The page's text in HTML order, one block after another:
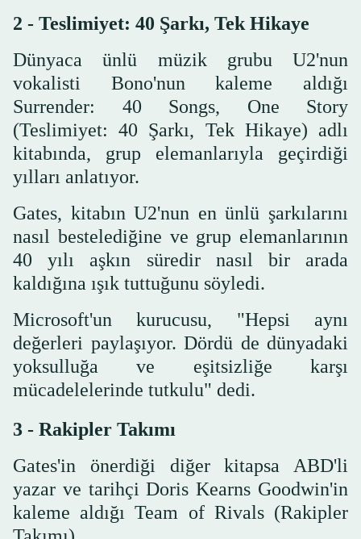
2 - Teslimiyet: 40 Şarkı, Tek Hikaye
Dünyaca ünlü müzik grubu U2'nun
vokalisti Bono'nun kaleme aldığı
Surrender: 40 Songs, One Story
(Teslimiyet: 40 Şarkı, Tek Hikaye) adlı
kitabında, grup elemanlarıyla geçirdiği
yılları anlatıyor.
Gates, kitabın U2'nun en ünlü şarkılarını
nasıl bestelediğine ve grup elemanlarının
40 yılı aşkın süredir nasıl bir arada
kaldığına ışık tuttuğunu söyledi.
Microsoft'un kurucusu, "Hepsi aynı
değerleri paylaşıyor. Dördü de dünyadaki
yoksulluğa ve eşitsizliğe karşı
mücadelelerinde tutkulu" dedi.
3 - Rakipler Takımı
Gates'in önerdiği diğer kitapsa ABD'li
yazar ve tarihçi Doris Kearns Goodwin'in
kaleme aldığı Team of Rivals (Rakipler